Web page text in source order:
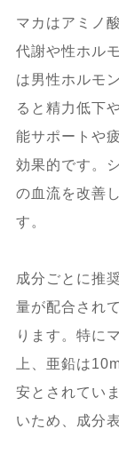
マカはアミノ
代謝や性ホル
は男性ホルモ
ると精力低下
能サポートや
効果的です。
の血流を改善
す。
成分ごとに推
量が配合され
ります。特に
上、亜鉛は
安とされてい
いため、成分